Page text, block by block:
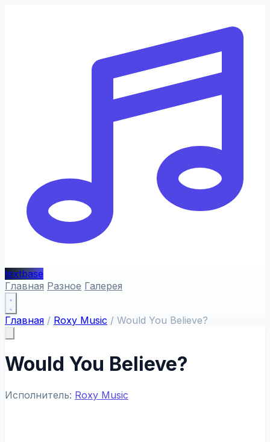
textbase
Главная Разное Галерея
Главная / Roxy Music / Would You Believe?
Would You Believe?
Исполнитель: Roxy Music